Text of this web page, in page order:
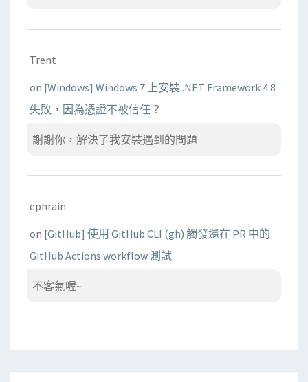
Trent
on [Windows] Windows 7 上安裝 .NET Framework 4.8
失敗，因為憑證不被信任？
謝謝你，解決了我安裝遇到的問題
ephrain
on [GitHub] 使用 GitHub CLI (gh) 觸發還在 PR 中的
GitHub Actions workflow 測試
不客氣喔~